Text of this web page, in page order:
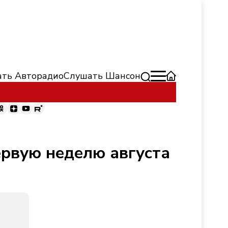
АвторадиоСлушать Шансон
неделю августа